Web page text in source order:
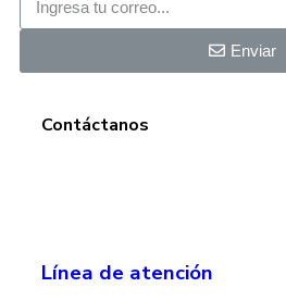
Enviar
Contáctanos
Línea de atención